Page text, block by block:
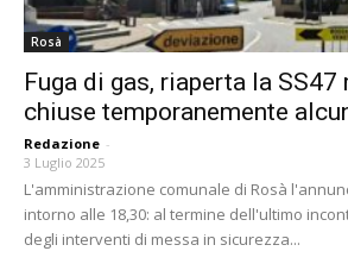
Rosà
Fuga di gas, riaperta la SS47
chiuse temporanemente
Redazione -
3 Luglio 2025
L'amministrazione comunale di Rosà
intorno alle 18,30: al termine dell'ultimo
degli interventi di messa in sicurezza...